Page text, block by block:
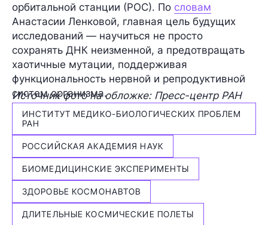
орбитальной станции (РОС). По словам
Анастасии Ленковой, главная цель будущих
исследований — научиться не просто
сохранять ДНК неизменной, а предотвращать
хаотичные мутации, поддерживая
функциональность нервной и репродуктивной
систем организма.
Источник фото на обложке: Пресс-центр РАН
ИНСТИТУТ МЕДИКО-БИОЛОГИЧЕСКИХ ПРОБЛЕМ
РАН
РОССИЙСКАЯ АКАДЕМИЯ НАУК
БИОМЕДИЦИНСКИЕ ЭКСПЕРИМЕНТЫ
ЗДОРОВЬЕ КОСМОНАВТОВ
ДЛИТЕЛЬНЫЕ КОСМИЧЕСКИЕ ПОЛЕТЫ